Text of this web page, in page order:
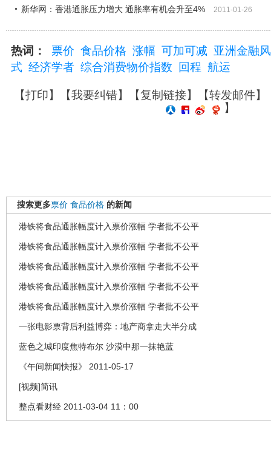
新华网：香港通胀压力增大 通胀率有机会升至4% 2011-01-26
热词： 票价 食品价格 涨幅 可加可减 亚洲金融
式 经济学者 综合消费物价指数 回程 航运
【打印】【我要纠错】【复制链接】【转发邮件】
】
搜索更多票价 食品价格 的新闻
港铁将食品通胀幅度计入票价涨幅 学者批不公平
港铁将食品通胀幅度计入票价涨幅 学者批不公平
港铁将食品通胀幅度计入票价涨幅 学者批不公平
港铁将食品通胀幅度计入票价涨幅 学者批不公平
港铁将食品通胀幅度计入票价涨幅 学者批不公平
一张电影票背后利益博弈：地产商拿走大半分成
蓝色之城印度焦特布尔 沙漠中那一抹艳蓝
《午间新闻快报》 2011-05-17
[视频]简讯
整点看财经 2011-03-04 11：00